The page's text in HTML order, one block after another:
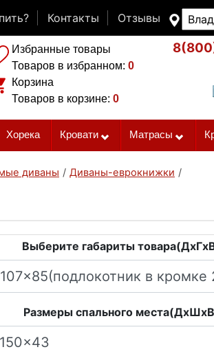
Контакты Отзывы
Избранные товары
Товаров в избранном: 0
Корзина
Товаров в корзине: 0
Хорека Кровати Матрасы
диваны / Диваны-еврокнижки /
Выберите габариты
Размеры спального